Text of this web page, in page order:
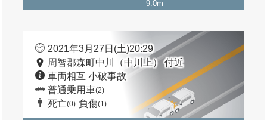
9.0m
2021年3月27日(土)20:29
周智郡森町中川（中川上） 付近
車両相互 小破事故
普通乗用車(2)
死亡(0) 負傷(1)